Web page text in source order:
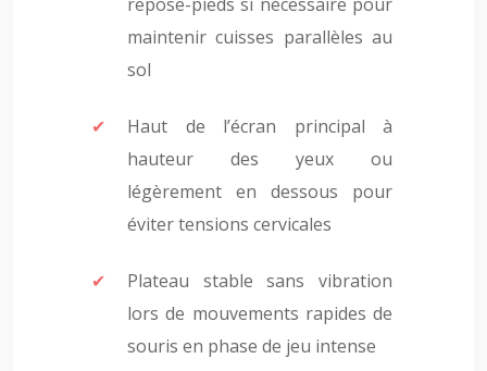
maintenir cuisses parallèles au
sol
Haut de l’écran principal à
hauteur des yeux ou
légèrement en dessous pour
éviter tensions cervicales
Plateau stable sans vibration
lors de mouvements rapides de
souris en phase de jeu intense